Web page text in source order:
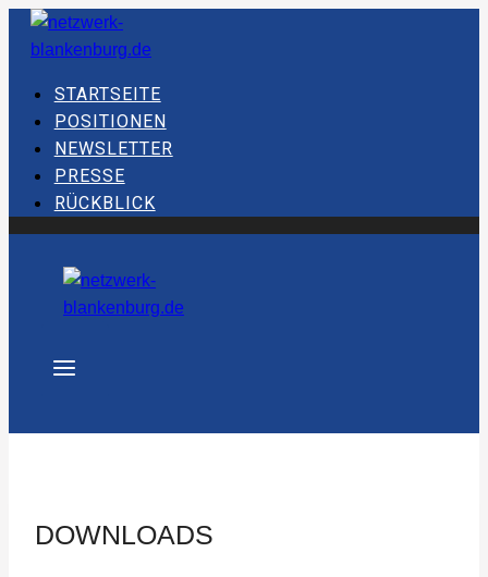
Skip
STARTSEITE
POSITIONEN
NEWSLETTER
PRESSE
RÜCKBLICK
DOWNLOADS